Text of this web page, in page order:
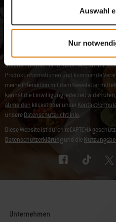
Auswahl
Nur
E-Mail-Adresse
Hiermit willige ich in die Nutzung meiner
Stephen Deutschland GmbH ein, um mir
Produktinformationen und kommende
meine Interaktion mit dem Newsletter
kannst die Einwilligung jederzeit
abmelden klickst oder unser
unsereDatenschutzrichtlinie.
Diese Website ist durch reCAPTCHA
Datenschutzerklärungund die
Unternehmen